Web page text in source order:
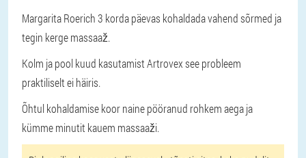
Margarita Roerich 3 korda päevas kohaldada vahend sõrmed ja
tegin kerge massaaž.
Kolm ja pool kuud kasutamist Artrovex see probleem
praktiliselt ei häiris.
Õhtul kohaldamise koor naine pööranud rohkem aega ja
kümme minutit kauem massaaži.